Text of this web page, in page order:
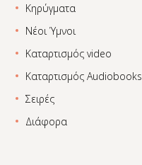
Κηρύγματα
Νέοι Ύμνοι
Καταρτισμός video
Καταρτισμός Audiobooks
Σειρές
Διάφορα